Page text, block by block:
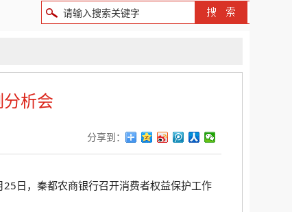
析会
分享到：
日，秦都农商银行召开消费者权益保护工作